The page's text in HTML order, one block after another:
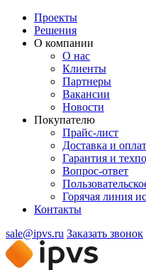
Проекты
Решения
О компании
О нас
Клиенты
Партнеры
Вакансии
Новости
Покупателю
Прайс-лист
Доставка и
Гарантия и
Вопрос-ответ
Горячая линия
Контакты
sale@ipvs.ru Заказать звонок